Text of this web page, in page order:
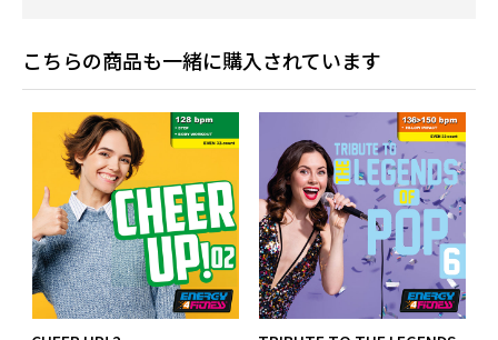
こちらの商品も一緒に購入されています